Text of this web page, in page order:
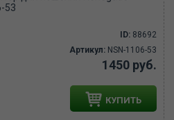
53
ID: 88692
Артикул: NSN-1106-53
1450 руб.
КУПИТЬ